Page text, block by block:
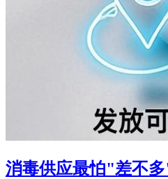
消毒供应最怕"差不